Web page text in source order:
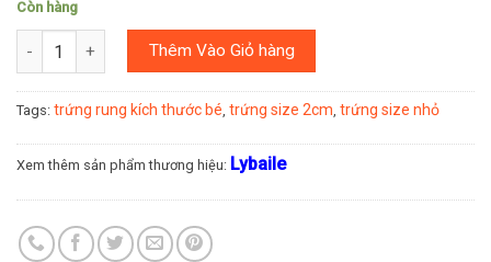
Còn hàng
Số lượng Thêm Vào Giỏ hàng
Tags: trứng rung kích thước bé, trứng size 2cm, trứng size nhỏ
Xem thêm sản phẩm thương hiệu: Lybaile